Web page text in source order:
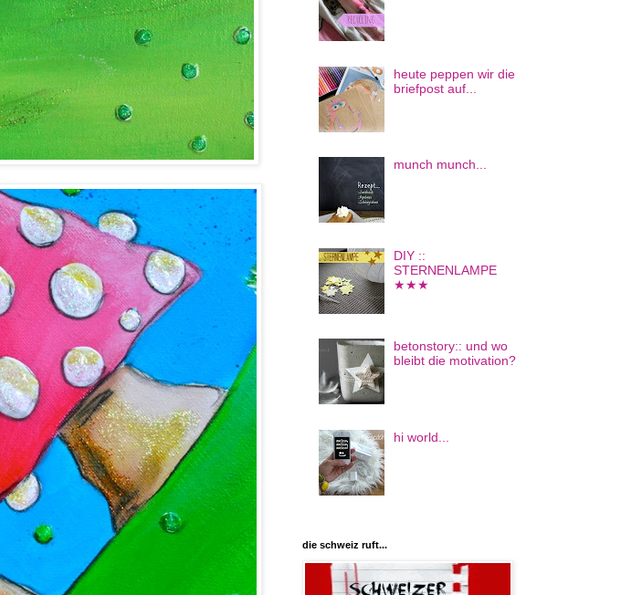
heute peppen wir die
briefpost auf...
munch munch...
DIY ::
STERNENLAMPE
★★★
betonstory:: und wo
bleibt die motivation?
hi world...
die schweiz ruft...